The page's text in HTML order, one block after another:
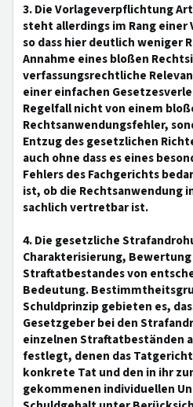
3. Die Vorlageverpflichtung
steht allerdings im Rang einer
so dass hier deutlich weniger
Annahme eines bloßen
verfassungsrechtliche
einer einfachen
Regelfall nicht von einem
Rechtsanwendungsfehler,
Entzug des gesetzlichen
auch ohne dass es eines
Fehlers des Fachgerichts
ist, ob die Rechtsanwendung
sachlich vertretbar ist.
4. Die gesetzliche
Charakterisierung,
Straftatbestandes von
Bedeutung.
Schuldprinzip gebieten es,
Gesetzgeber bei den
einzelnen Straftatbeständen
festlegt, denen das
konkrete Tat und den in ihr
gekommenen individuellen